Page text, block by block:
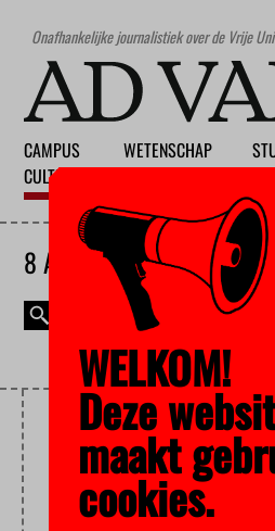
Onafhankelijke journalistiek over de Vrije
CAMPUS
CULTUUR
WETENSCHAP
8 AUGUSTUS 2026
WELKOM!
Deze
maakt
cookies.